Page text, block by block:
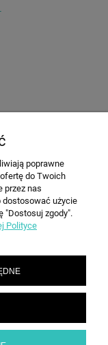
poprawne
do Twoich
przez nas
użycie
"Dostosuj zgody".
Polityce